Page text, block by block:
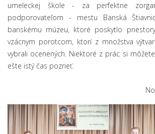
umeleckej škole - za perfektne
podporovateľom - mestu Banská
banskému múzeu, ktoré poskytlo
vzácnym porotcom, ktorí z množstva
vybrali ocenených. Niektoré z prác si
ešte istý čas pozrieť.